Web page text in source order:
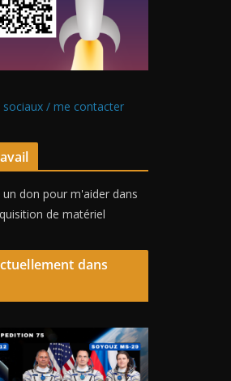
sociaux / me contacter
don pour m'aider dans
de matériel
dans